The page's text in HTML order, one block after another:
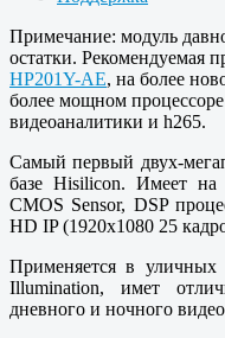
Примечание: модуль
остатки. Рекомендуемая
HP201Y-AE, на более
более мощном
видеоаналитики и h265.
Самый первый двух-
базе Hisilicon. Имеет
CMOS Sensor, DSP
HD IP (1920x1080 25
Применяется в
Illumination, имет
дневного и ночного